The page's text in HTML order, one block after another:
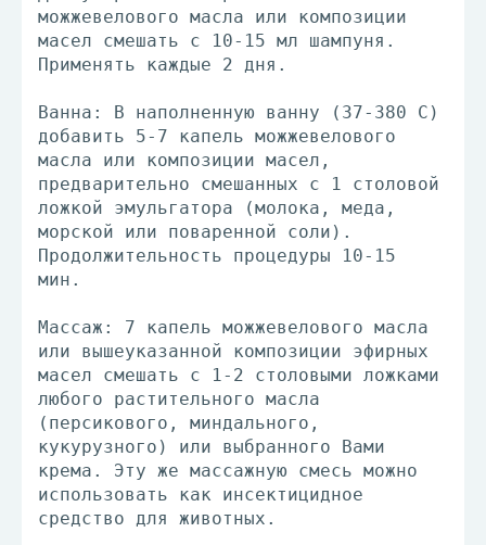
можжевелового масла или композиции
масел смешать с 10-15 мл шампуня.
Применять каждые 2 дня.
Ванна: В наполненную ванну (37-380 С)
добавить 5-7 капель можжевелового
масла или композиции масел,
предварительно смешанных с 1 столовой
ложкой эмульгатора (молока, меда,
морской или поваренной соли).
Продолжительность процедуры 10-15
мин.
Массаж: 7 капель можжевелового масла
или вышеуказанной композиции эфирных
масел смешать с 1-2 столовыми ложками
любого растительного масла
(персикового, миндального,
кукурузного) или выбранного Вами
крема. Эту же массажную смесь можно
использовать как инсектицидное
средство для животных.